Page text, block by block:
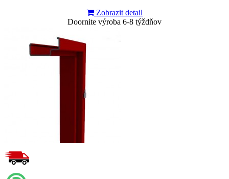
Zobrazit detail
Doornite výroba 6-8 týždňov